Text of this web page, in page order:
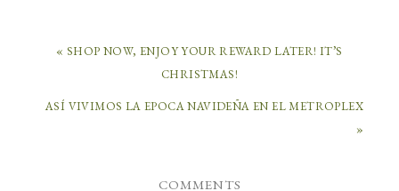
« SHOP NOW, ENJOY YOUR REWARD LATER! IT’S
CHRISTMAS!
ASÍ VIVIMOS LA EPOCA NAVIDEÑA EN EL METROPLEX
»
COMMENTS